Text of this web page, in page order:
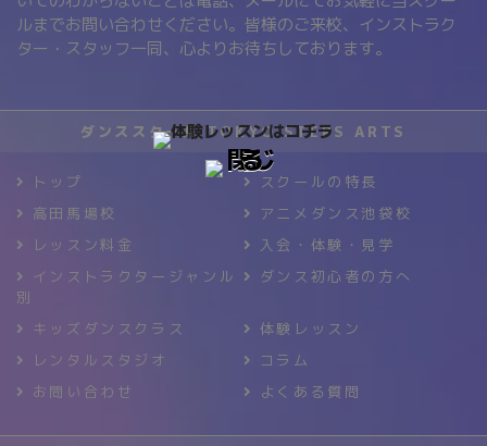
ルまでお問い合わせください。皆様のご来校、インストラク
ター・スタッフ一同、心よりお待ちしております。
ダンススクール TOKYO STEPS ARTS
トップ
スクールの特長
高田馬場校
アニメダンス池袋校
レッスン料金
入会・体験・見学
インストラクタージャンル
別
ダンス初心者の方へ
キッズダンスクラス
体験レッスン
レンタルスタジオ
コラム
お問い合わせ
よくある質問